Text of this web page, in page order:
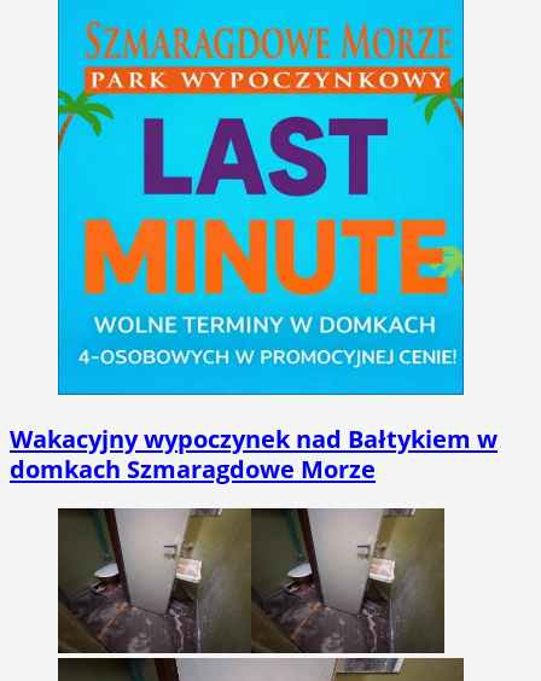
Wakacyjny wypoczynek nad Bałtykiem w
domkach Szmaragdowe Morze